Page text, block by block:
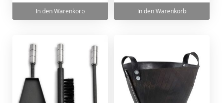
In den Warenkorb In den Warenkorb